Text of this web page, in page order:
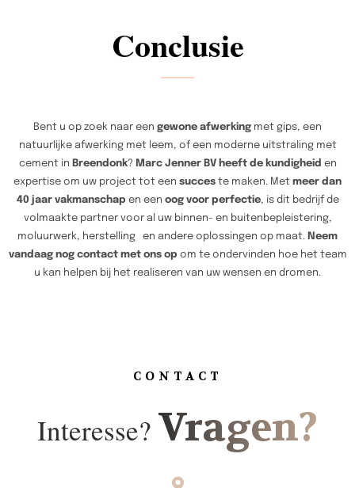
Conclusie
Bent u op zoek naar een gewone afwerking met gips, een
natuurlijke afwerking met leem, of een moderne uitstraling met
cement in Breendonk? Marc Jenner BV heeft de kundigheid en
expertise om uw project tot een succes te maken. Met meer dan
40 jaar vakmanschap en een oog voor perfectie, is dit bedrijf de
volmaakte partner voor al uw binnen- en buitenbepleistering,
moluurwerk, herstelling en andere oplossingen op maat. Neem
vandaag nog contact met ons op om te ondervinden hoe het team
u kan helpen bij het realiseren van uw wensen en dromen.
CONTACT
Interesse? Vragen?